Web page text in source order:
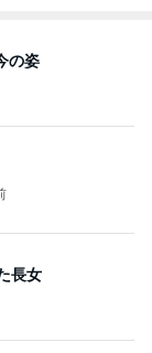
の姿
長女